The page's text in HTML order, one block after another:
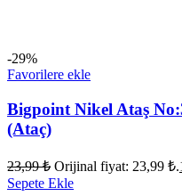
-29%
Favorilere ekle
Bigpoint Nikel Ataş
(Ataç)
23,99₺ Orijinal fiyat: 23,99 ₺.
Sepete Ekle